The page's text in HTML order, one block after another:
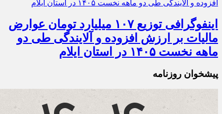
اینفوگرافی توزیع ۱۰۷ میلیارد تومان عوارض
مالیات بر ارزش افزوده و آلایندگی طی دو
ماهه نخست ۱۴۰۵ در استان ایلام
پیشخوان روزنامه